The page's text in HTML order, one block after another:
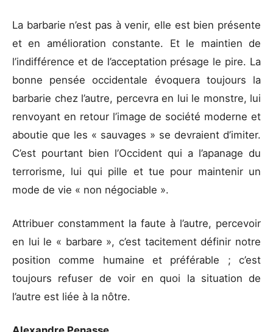
La barbarie n’est pas à venir, elle est bien présente
et en amélioration constante. Et le maintien de
l’indifférence et de l’acceptation présage le pire. La
bonne pensée occidentale évoquera toujours la
barbarie chez l’autre, percevra en lui le monstre, lui
renvoyant en retour l’image de société moderne et
aboutie que les « sauvages » se devraient d’imiter.
C’est pourtant bien l’Occident qui a l’apanage du
terrorisme, lui qui pille et tue pour maintenir un
mode de vie « non négociable ».
Attribuer constamment la faute à l’autre, percevoir
en lui le « barbare », c’est tacitement définir notre
position comme humaine et préférable ; c’est
toujours refuser de voir en quoi la situation de
l’autre est liée à la nôtre.